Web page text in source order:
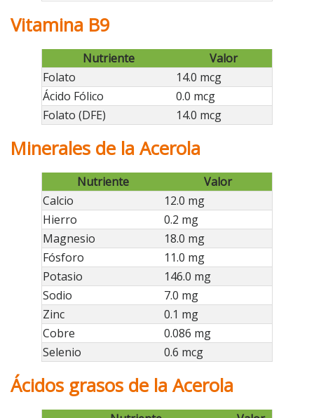
Vitamina B9
Nutriente
Valor
Folato
14.0 mcg
Ácido Fólico
0.0 mcg
Folato (DFE)
14.0 mcg
Minerales de la Acerola
Nutriente
Valor
Calcio
12.0 mg
Hierro
0.2 mg
Magnesio
18.0 mg
Fósforo
11.0 mg
Potasio
146.0 mg
Sodio
7.0 mg
Zinc
0.1 mg
Cobre
0.086 mg
Selenio
0.6 mcg
Ácidos grasos de la Acerola